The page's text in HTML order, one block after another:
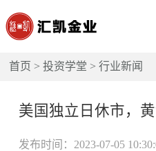
首页 >投资学堂 >行业新闻
美国独立日休市，
发布时间：2023-07-05